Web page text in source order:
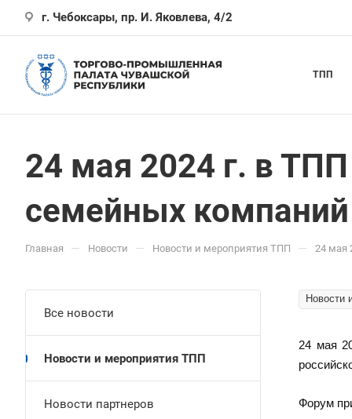
г. Чебоксары, пр. И. Яковлева, 4/2
ТПП
24 мая 2024 г. в
семейных
Главная — Новости — Новости и мероприятия ТПП — 24 мая
Новости
24 мая
Форум
Все новости
Новости и мероприятия ТПП
Новости партнеров